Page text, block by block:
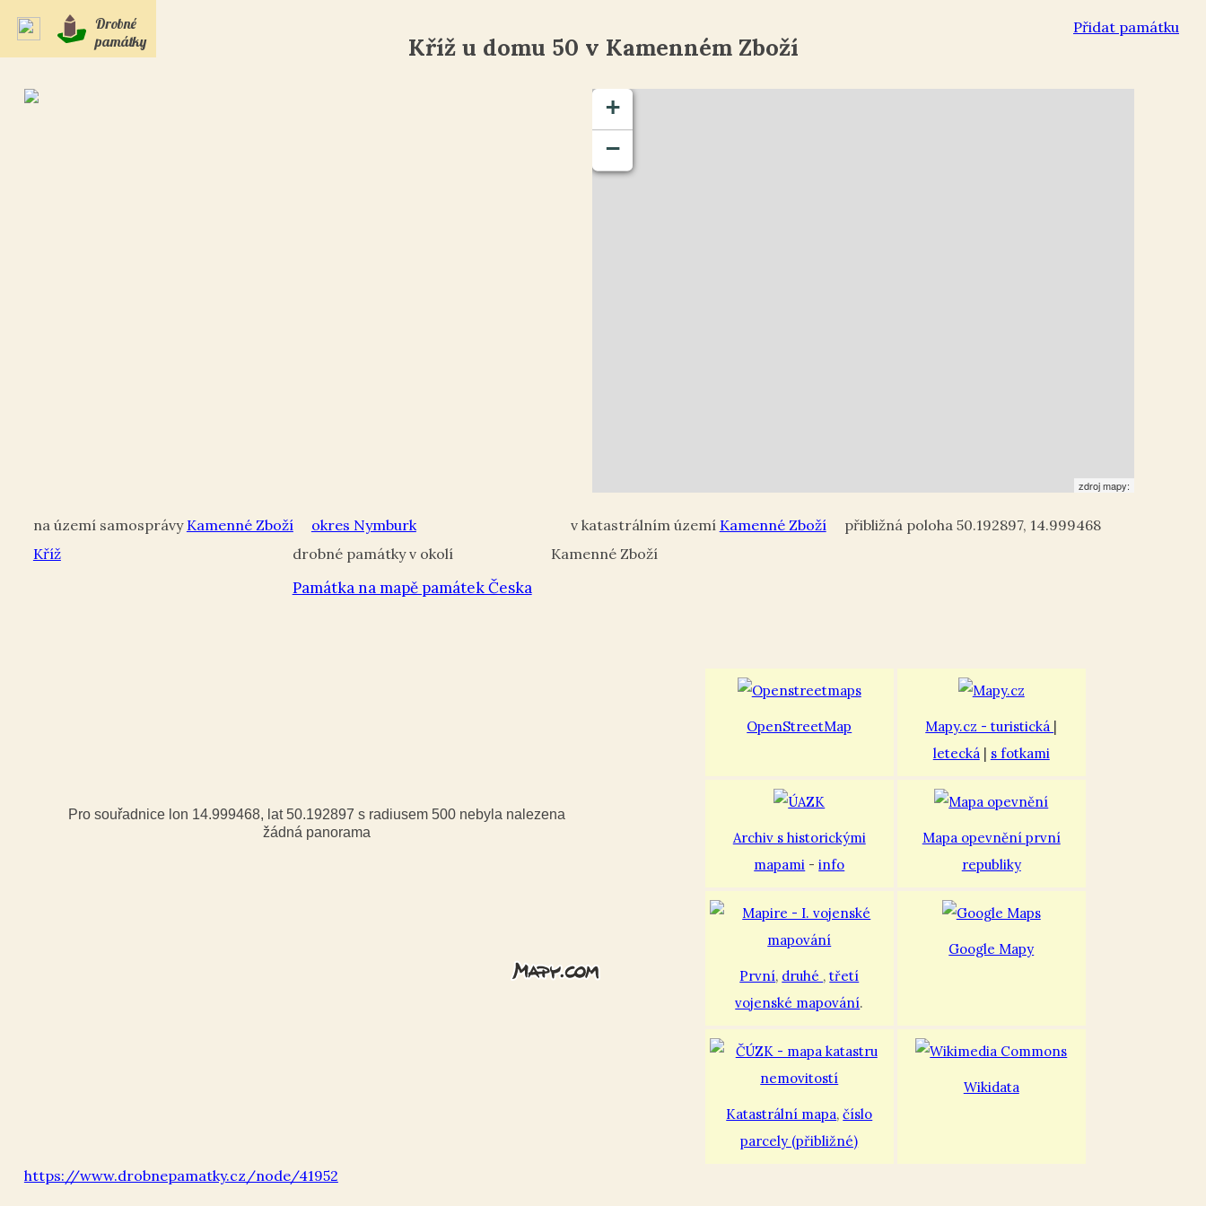
Přidat památku
Drobné
památky
Kříž u domu 50 v Kamenném Zboží
+
−
zdroj mapy:
Kamenné Zboží okres Nymburk Kamenné Zboží 50.192897, 14.999468
Kříž
Památka na mapě památek Česka
Kamenné Zboží
Pro souřadnice lon 14.999468, lat 50.192897 s radiusem 500 nebyla nalezena
žádná panorama
OpenStreetMap Mapy.cz - turistická |
letecká| s fotkami
Archiv s historickými
mapami -info
Mapa opevnění první
republiky
První, druhé ,třetí
vojenské mapování.
Google Mapy
Katastrální mapa,číslo
parcely (přibližné)
Wikidata
https://www.drobnepamatky.cz/node/41952